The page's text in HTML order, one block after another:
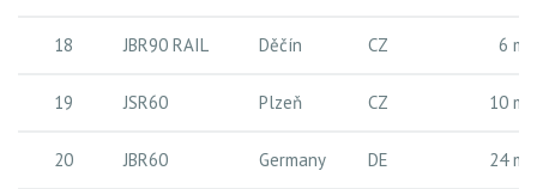
18 JBR90 RAIL Děčín CZ 6 m
19 JSR60 Plzeň CZ 10 m
20 JBR60 Germany DE 24 m